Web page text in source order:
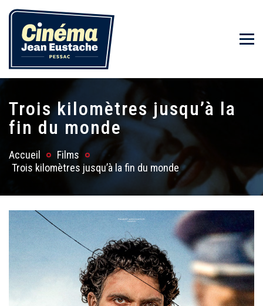
Trois kilomètres jusqu’à la
fin du monde
Accueil
Films
Trois kilomètres jusqu’à la fin du monde